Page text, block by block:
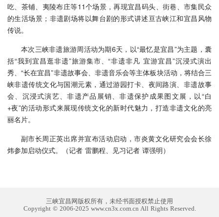
吃、茶铺、夷陵布庄等11个场景，再现宜昌码头、街巷、市集民众
的生活场景；非遗剧场将以舞台剧的形式讲述亘古峡江和宜昌风物
传说。
本次三峡非遗旅游周活动为期6天，以“最忆是宜昌”为主题，囊
括“我到宜昌逛非遗”旅游集市、“非遗非凡 宜游宜昌”沉浸式演出
秀、“长在宜昌”非遗故事会、非遗音乐会等主体板块活动，将结合三
峡非遗传统文化与国潮元素，通过游园打卡、夜间路演、非遗故事
会、沉浸式演艺、非遗产品展销、非遗保护成果图文展，以“白
+夜”的活动形式来展现传统文化的新时代魅力，打造非遗文化的亮
丽名片。
副市长周正英出席并宣布活动启动，市炎黄文化研究会会长徐
炜参加启动仪式。（记者 雷鹏程、见习记者 谭强明）
三峡宜昌网版权所有，未经书面授权禁止使用
Copyright © 2006-2025 www.cn3x.com.cn All Rights Reserved.